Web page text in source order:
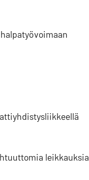
leikkauksia